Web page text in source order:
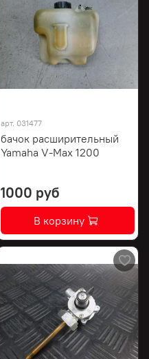
арт. 031477
бачок расширительный
Yamaha V-Max 1200
1000 руб
В корзину